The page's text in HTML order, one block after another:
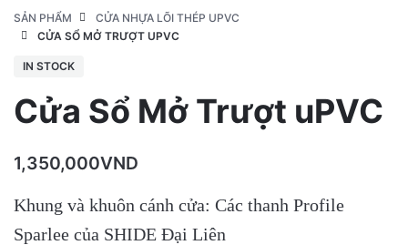
SẢN PHẨM
CỬA NHỰA LÕI THÉP UPVC
CỬA SỔ MỞ TRƯỢT UPVC
IN STOCK
Cửa Sổ Mở Trượt uPVC
1,350,000VND
Khung và khuôn cánh cửa: Các thanh Profile
Sparlee của SHIDE Đại Liên